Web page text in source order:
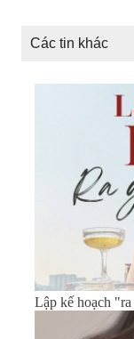
Các tin khác
Lập kế hoạch